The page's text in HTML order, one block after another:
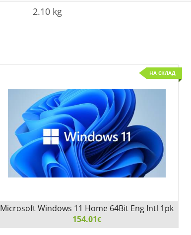
2.10 kg
НА СКЛАД
Microsoft Windows 11 Home 64Bit Eng Intl 1pk
DSP OEI DVD
154.01€